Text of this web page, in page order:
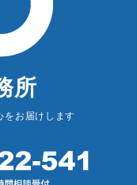
所
をお届けします